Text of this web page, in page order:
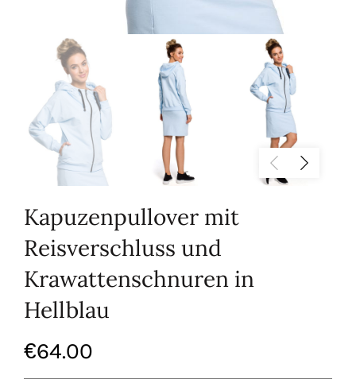
Kapuzenpullover mit
Reisverschluss und
Krawattenschnuren in
Hellblau
€64.00